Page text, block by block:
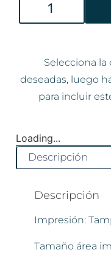
Selecciona la
deseadas, luego
para incluir
Loading...
Descripción
Descripción
Impresión:
Tamaño área